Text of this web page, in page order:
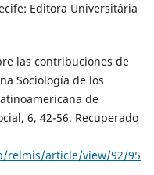
Editora Universitária
las contribuciones de
Sociología de los
de
6, 42-56. Recuperado
relmis/article/view/92/95